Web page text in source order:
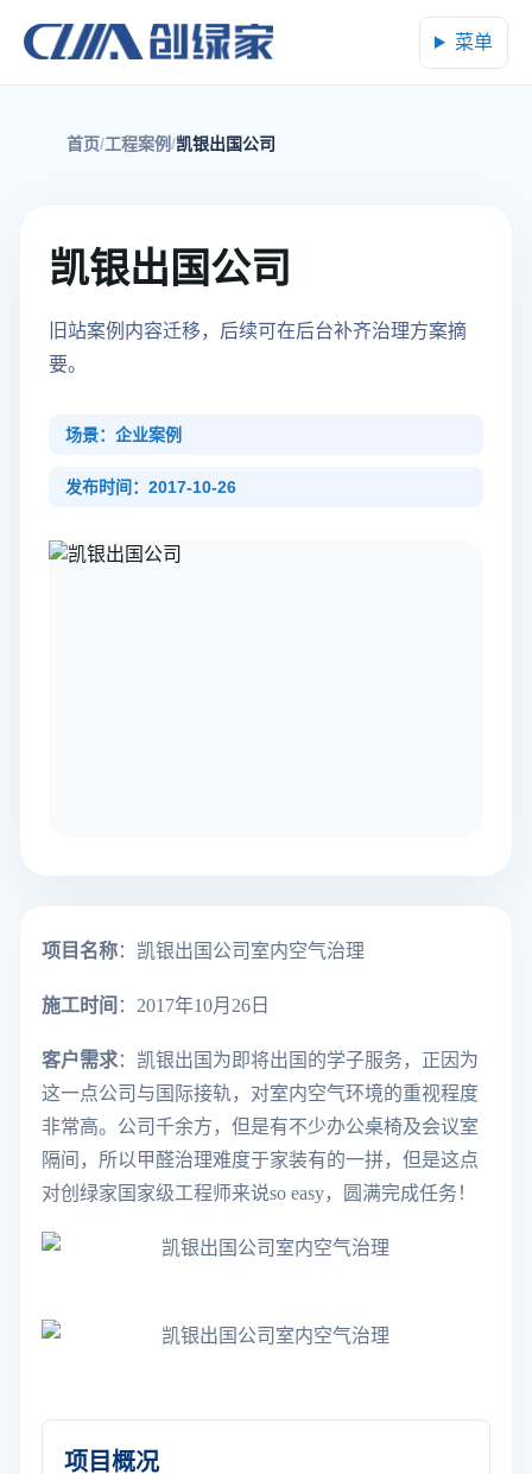
菜单
首页 工程案例 凯银出国公司
凯银出国公司
旧站案例内容迁移，后续可在后台补齐治理方案摘
要。
场景：企业案例
发布时间：2017-10-26
项目名称：凯银出国公司室内空气治理
施工时间 ：2017年10月26日
客户需求：凯银出国为即将出国的学子服务，正因为
这一点公司与国际接轨，对室内空气环境的重视程度
非常高。公司千余方，但是有不少办公桌椅及会议室
隔间，所以甲醛治理难度于家装有的一拼，但是这点
对创绿家国家级工程师来说so easy，圆满完成任务！
项目概况